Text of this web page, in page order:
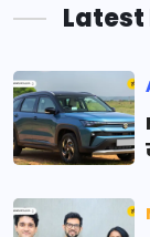
Latest